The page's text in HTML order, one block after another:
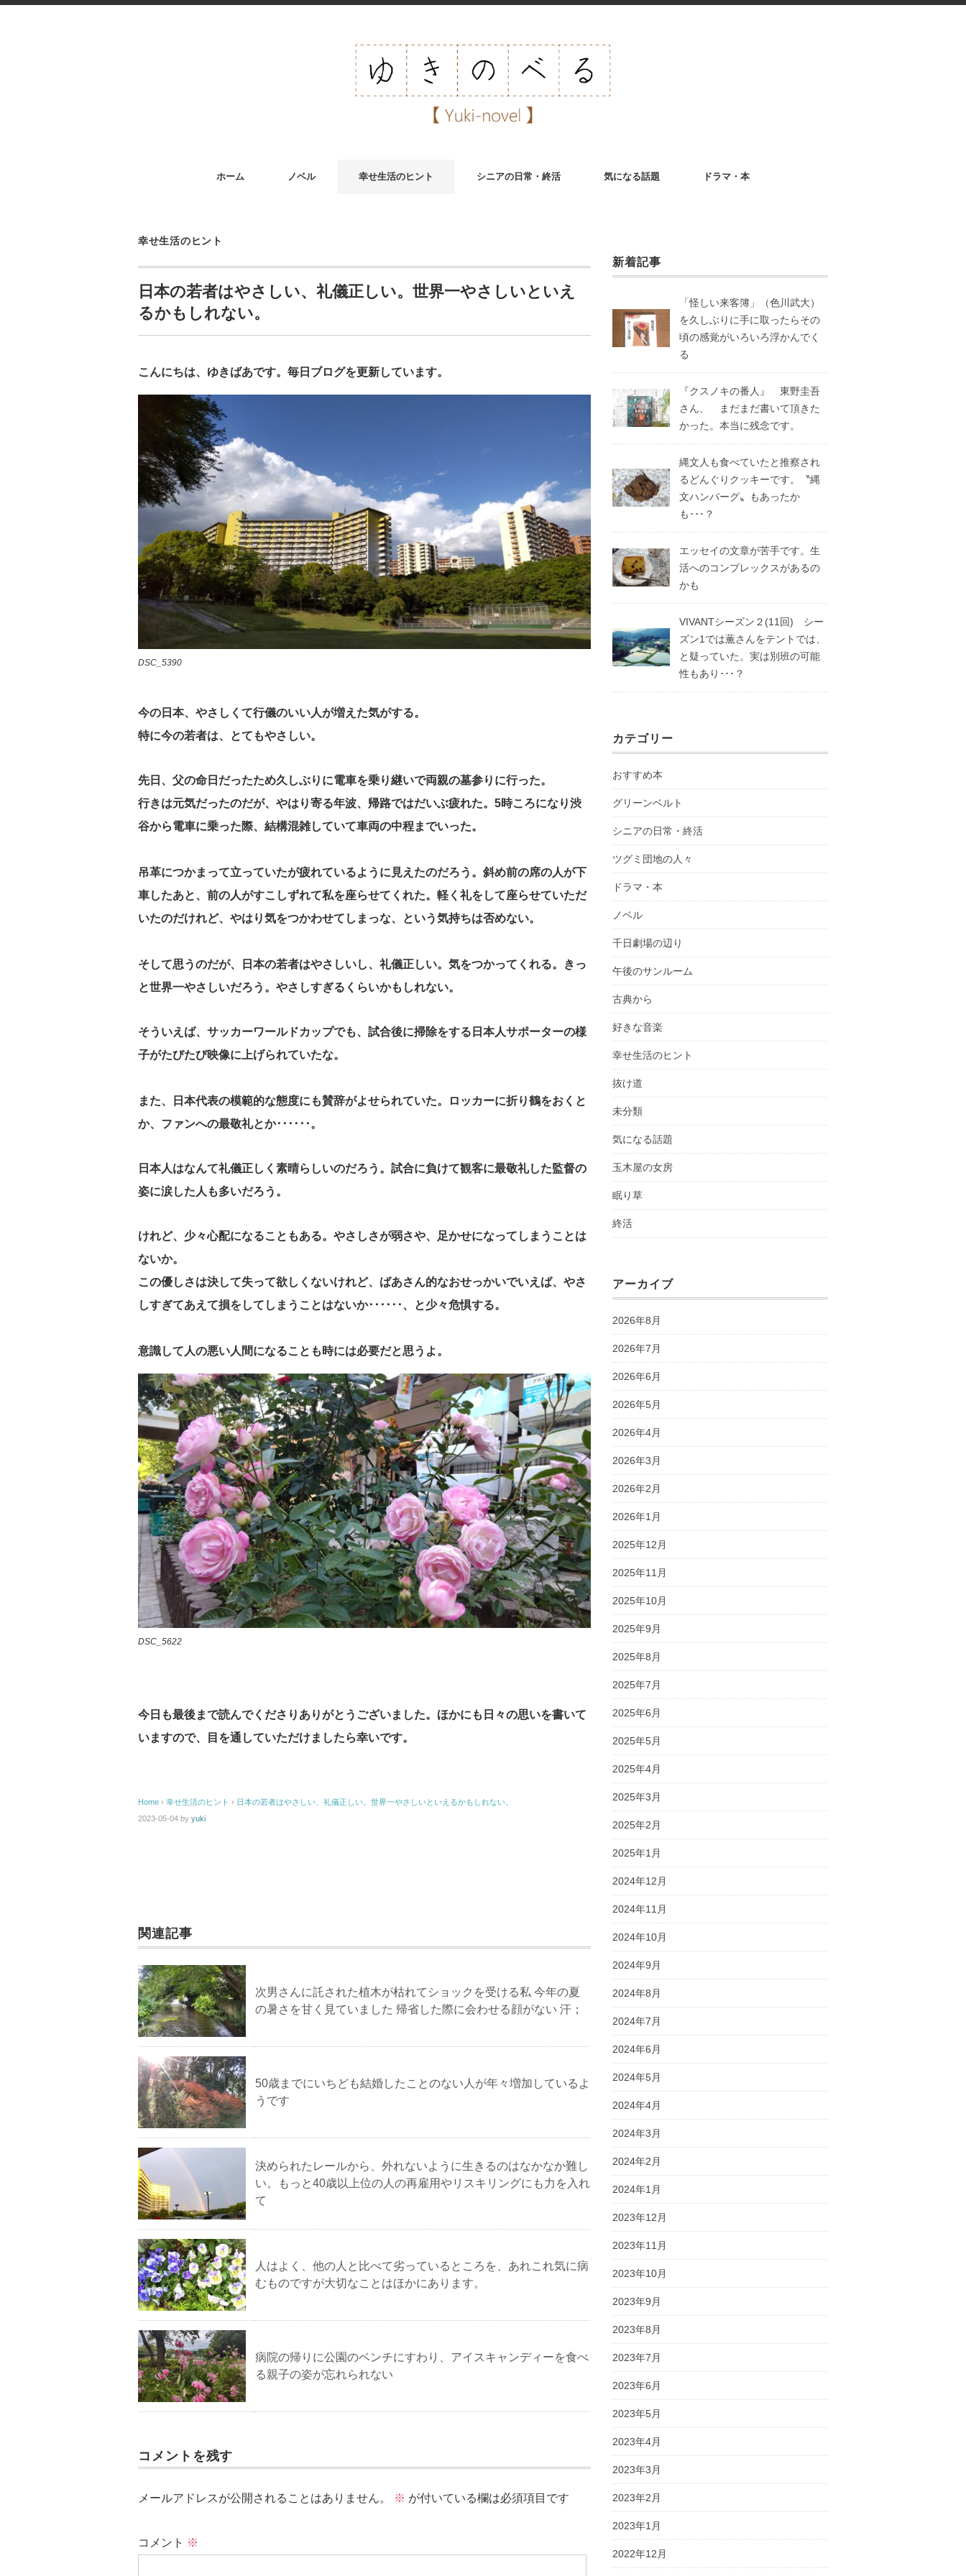
ホーム ノベル 幸せ生活のヒント シニアの日常・終活 気になる話題 ドラマ・本
幸せ生活のヒント
日本の若者はやさしい、礼儀正しい。世界一やさしいといえ
るかもしれない。
こんにちは、ゆきばあです。毎日ブログを更新しています。
DSC_5390
今の日本、やさしくて行儀のいい人が増えた気がする。
特に今の若者は、とてもやさしい。
先日、父の命日だったため久しぶりに電車を乗り継いで両親の墓参りに行った。
行きは元気だったのだが、やはり寄る年波、帰路ではだいぶ疲れた。5時ころになり渋
谷から電車に乗った際、結構混雑していて車両の中程までいった。
吊革につかまって立っていたが疲れているように見えたのだろう。斜め前の席の人が下
車したあと、前の人がすこしずれて私を座らせてくれた。軽く礼をして座らせていただ
いたのだけれど、やはり気をつかわせてしまっな、という気持ちは否めない。
そして思うのだが、日本の若者はやさしいし、礼儀正しい。気をつかってくれる。きっ
と世界一やさしいだろう。やさしすぎるくらいかもしれない。
そういえば、サッカーワールドカップでも、試合後に掃除をする日本人サポーターの様
子がたびたび映像に上げられていたな。
また、日本代表の模範的な態度にも賛辞がよせられていた。ロッカーに折り鶴をおくと
か、ファンへの最敬礼とか･･････。
日本人はなんて礼儀正しく素晴らしいのだろう。試合に負けて観客に最敬礼した監督の
姿に涙した人も多いだろう。
けれど、少々心配になることもある。やさしさが弱さや、足かせになってしまうことは
ないか。
この優しさは決して失って欲しくないけれど、ばあさん的なおせっかいでいえば、やさ
しすぎてあえて損をしてしまうことはないか･･････、と少々危惧する。
意識して人の悪い人間になることも時には必要だと思うよ。
DSC_5622
今日も最後まで読んでくださりありがとうございました。ほかにも日々の思いを書いて
いますので、目を通していただけましたら幸いです。
Home › 幸せ生活のヒント › 日本の若者はやさしい、礼儀正しい。世界一やさしいといえるかもしれない。
2023-05-04 by yuki
関連記事
次男さんに託された植木が枯れてショックを受ける私 今年の夏
の暑さを甘く見ていました 帰省した際に会わせる顔がない 汗；
50歳までにいちども結婚したことのない人が年々増加しているよ
うです
決められたレールから、外れないように生きるのはなかなか難し
い。もっと40歳以上位の人の再雇用やリスキリングにも力を入れ
て
人はよく、他の人と比べて劣っているところを、あれこれ気に病
むものですが大切なことはほかにあります。
病院の帰りに公園のベンチにすわり、アイスキャンディーを食べ
る親子の姿が忘れられない
コメントを残す
メールアドレスが公開されることはありません。 ※ が付いている欄は必須項目です
コメント ※
新着記事
「怪しい来客簿」（色川武大）
を久しぶりに手に取ったらその
頃の感覚がいろいろ浮かんでく
る
『クスノキの番人』 東野圭吾
さん、 まだまだ書いて頂きた
かった。本当に残念です。
縄文人も食べていたと推察され
るどんぐりクッキーです。〝縄
文ハンバーグ〟もあったか
も･･･？
エッセイの文章が苦手です。生
活へのコンプレックスがあるの
かも
VIVANTシーズン２(11回) シー
ズン1では薫さんをテントでは、
と疑っていた。実は別班の可能
性もあり･･･？
カテゴリー
おすすめ本
グリーンベルト
シニアの日常・終活
ツグミ団地の人々
ドラマ・本
ノベル
千日劇場の辺り
午後のサンルーム
古典から
好きな音楽
幸せ生活のヒント
抜け道
未分類
気になる話題
玉木屋の女房
眠り草
終活
アーカイブ
2026年8月
2026年7月
2026年6月
2026年5月
2026年4月
2026年3月
2026年2月
2026年1月
2025年12月
2025年11月
2025年10月
2025年9月
2025年8月
2025年7月
2025年6月
2025年5月
2025年4月
2025年3月
2025年2月
2025年1月
2024年12月
2024年11月
2024年10月
2024年9月
2024年8月
2024年7月
2024年6月
2024年5月
2024年4月
2024年3月
2024年2月
2024年1月
2023年12月
2023年11月
2023年10月
2023年9月
2023年8月
2023年7月
2023年6月
2023年5月
2023年4月
2023年3月
2023年2月
2023年1月
2022年12月